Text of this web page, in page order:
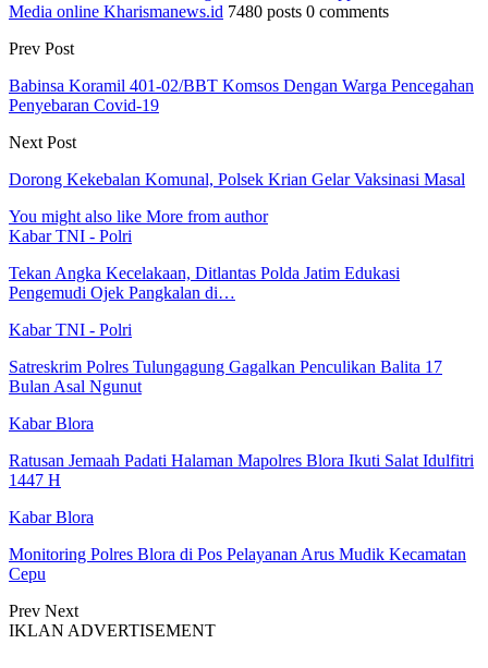
Media online Kharismanews.id 7480 posts 0 comments
Prev Post
Babinsa Koramil 401-02/BBT Komsos Dengan Warga Pencegahan
Penyebaran Covid-19
Next Post
Dorong Kekebalan Komunal, Polsek Krian Gelar Vaksinasi Masal
You might also like More from author
Kabar TNI - Polri
Tekan Angka Kecelakaan, Ditlantas Polda Jatim Edukasi
Pengemudi Ojek Pangkalan di…
Kabar TNI - Polri
Satreskrim Polres Tulungagung Gagalkan Penculikan Balita 17
Bulan Asal Ngunut
Kabar Blora
Ratusan Jemaah Padati Halaman Mapolres Blora Ikuti Salat Idulfitri
1447 H
Kabar Blora
Monitoring Polres Blora di Pos Pelayanan Arus Mudik Kecamatan
Cepu
Prev Next
IKLAN ADVERTISEMENT